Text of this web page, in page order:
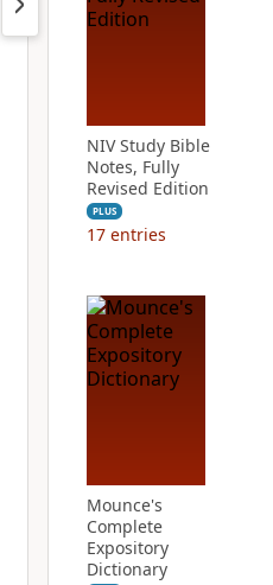
NIV Study Bible
Notes, Fully
Revised Edition
PLUS
17 entries
Mounce's
Complete
Expository
Dictionary